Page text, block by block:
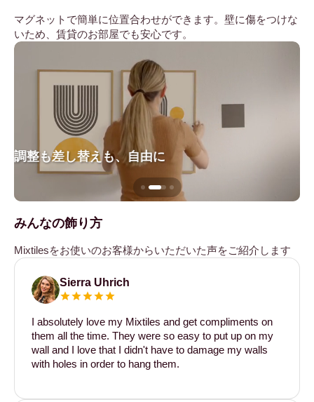
マグネットで簡単に位置合わせができます。壁に傷をつけな
いため、賃貸のお部屋でも安心です。
調整も差し替えも、自由に
みんなの飾り方
Mixtilesをお使いのお客様からいただいた声をご紹介します
Sierra Uhrich
I absolutely love my Mixtiles and get compliments on
them all the time. They were so easy to put up on my
wall and I love that I didn't have to damage my walls
with holes in order to hang them.